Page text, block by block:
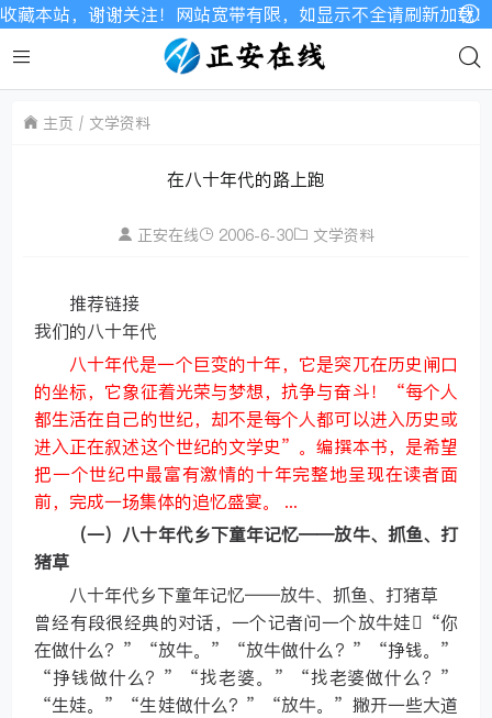
！网站宽带有限，如显示不全请刷新加载！
主页 文学资料
在八十年代的路上跑
正安在线 2006-6-30 文学资料
推荐链接
我们的八十年代
八十年代是一个巨变的十年，它是突兀在历史闸口
的坐标，它象征着光荣与梦想，抗争与奋斗！“每个人
都生活在自己的世纪，却不是每个人都可以进入历史或
进入正在叙述这个世纪的文学史”。编撰本书，是希望
把一个世纪中最富有激情的十年完整地呈现在读者面
前，完成一场集体的追忆盛宴。 ...
（一）八十年代乡下童年记忆——放牛、抓鱼、打
猪草
八十年代乡下童年记忆——放牛、抓鱼、打猪草
曾经有段很经典的对话，一个记者问一个放牛娃“你
在做什么？”“放牛。”“放牛做什么？”“挣钱。”
“挣钱做什么？”“找老婆。”“找老婆做什么？”
“生娃。”“生娃做什么？”“放牛。”撇开一些大道